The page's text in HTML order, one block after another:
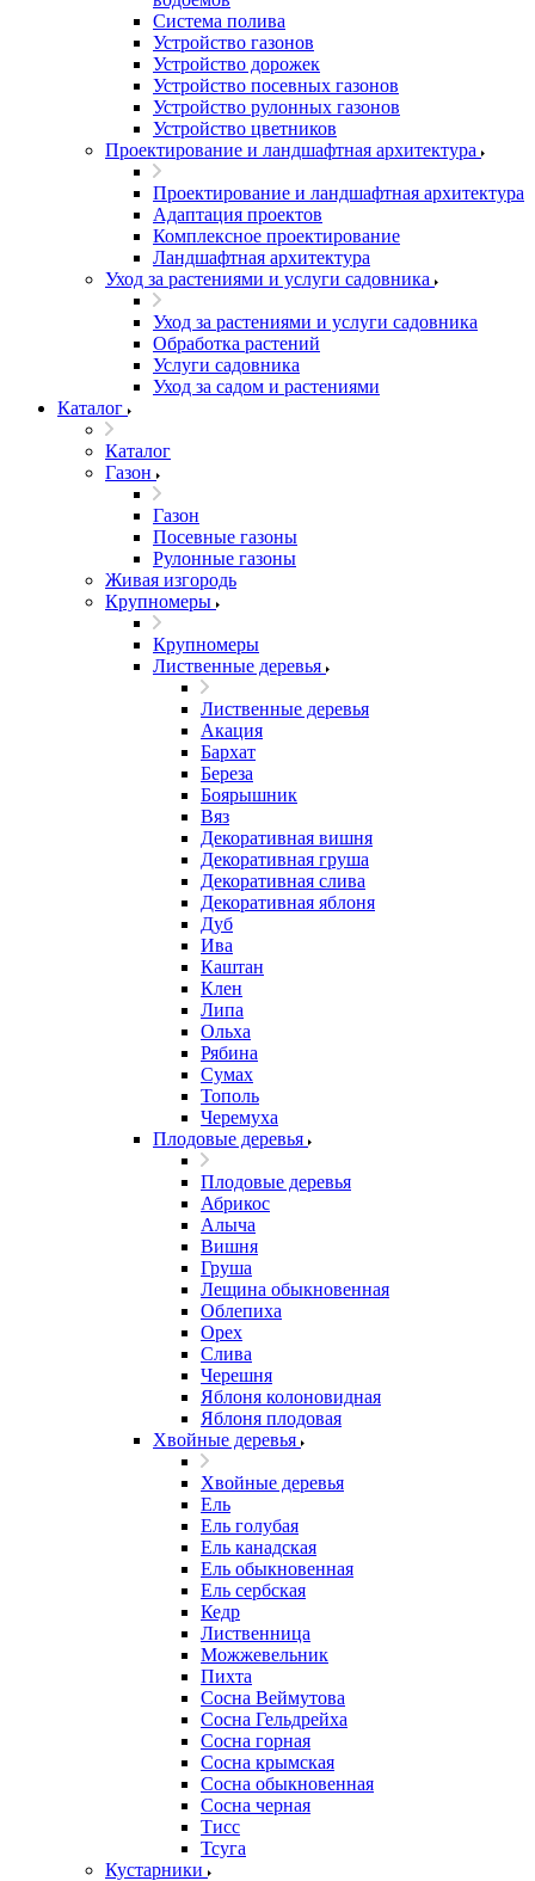
Система полива
Устройство газонов
Устройство дорожек
Устройство посевных газонов
Устройство рулонных газонов
Устройство цветников
Проектирование и ландшафтная архитектура
Проектирование и ландшафтная архитектура
Адаптация проектов
Комплексное проектирование
Ландшафтная архитектура
Уход за растениями и услуги садовника
Уход за растениями и услуги садовника
Обработка растений
Услуги садовника
Уход за садом и растениями
Каталог
Каталог
Газон
Газон
Посевные газоны
Рулонные газоны
Живая изгородь
Крупномеры
Крупномеры
Лиственные деревья
Лиственные деревья
Акация
Бархат
Береза
Боярышник
Вяз
Декоративная вишня
Декоративная груша
Декоративная слива
Декоративная яблоня
Дуб
Ива
Каштан
Клен
Липа
Ольха
Рябина
Сумах
Тополь
Черемуха
Плодовые деревья
Плодовые деревья
Абрикос
Алыча
Вишня
Груша
Лещина обыкновенная
Облепиха
Орех
Слива
Черешня
Яблоня колоновидная
Яблоня плодовая
Хвойные деревья
Хвойные деревья
Ель
Ель голубая
Ель канадская
Ель обыкновенная
Ель сербская
Кедр
Лиственница
Можжевельник
Пихта
Сосна Веймутова
Сосна Гельдрейха
Сосна горная
Сосна крымская
Сосна обыкновенная
Сосна черная
Тисс
Тсуга
Кустарники